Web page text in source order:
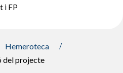
i FP
Hemeroteca
del projecte